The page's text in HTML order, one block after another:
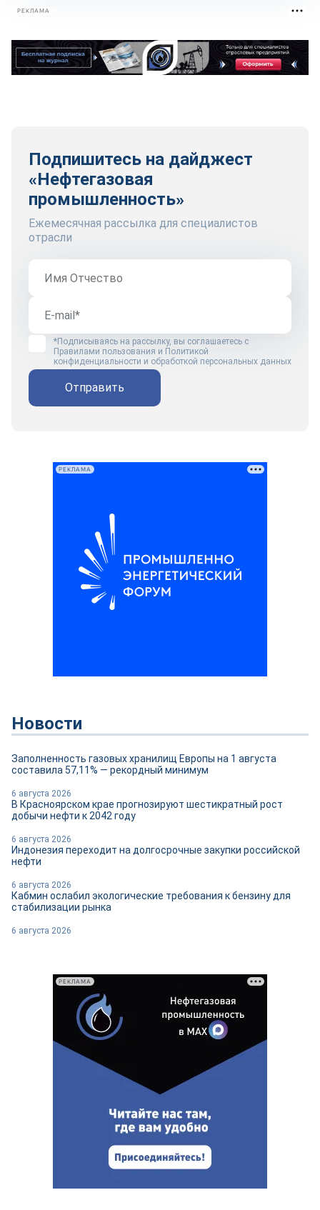
РЕКЛАМА
Подпишитесь на дайджест
«Нефтегазовая
промышленность»
Ежемесячная рассылка для специалистов
отрасли
*Подписываясь на рассылку, вы соглашаетесь с
Правилами пользования и Политикой
конфиденциальности и обработкой персональных данных
Отправить
РЕКЛАМА
Новости
Заполненность газовых хранилищ Европы на 1 августа
составила 57,11% — рекордный минимум
6 августа 2026
В Красноярском крае прогнозируют шестикратный рост
добычи нефти к 2042 году
6 августа 2026
Индонезия переходит на долгосрочные закупки российской
нефти
6 августа 2026
Кабмин ослабил экологические требования к бензину для
стабилизации рынка
6 августа 2026
РЕКЛАМА